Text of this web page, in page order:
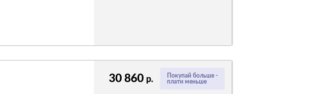
Покупай больше -
плати меньше
30 860 р.